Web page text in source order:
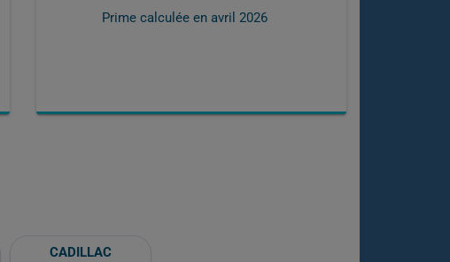
Prime calculée en avril 2026
CADILLAC